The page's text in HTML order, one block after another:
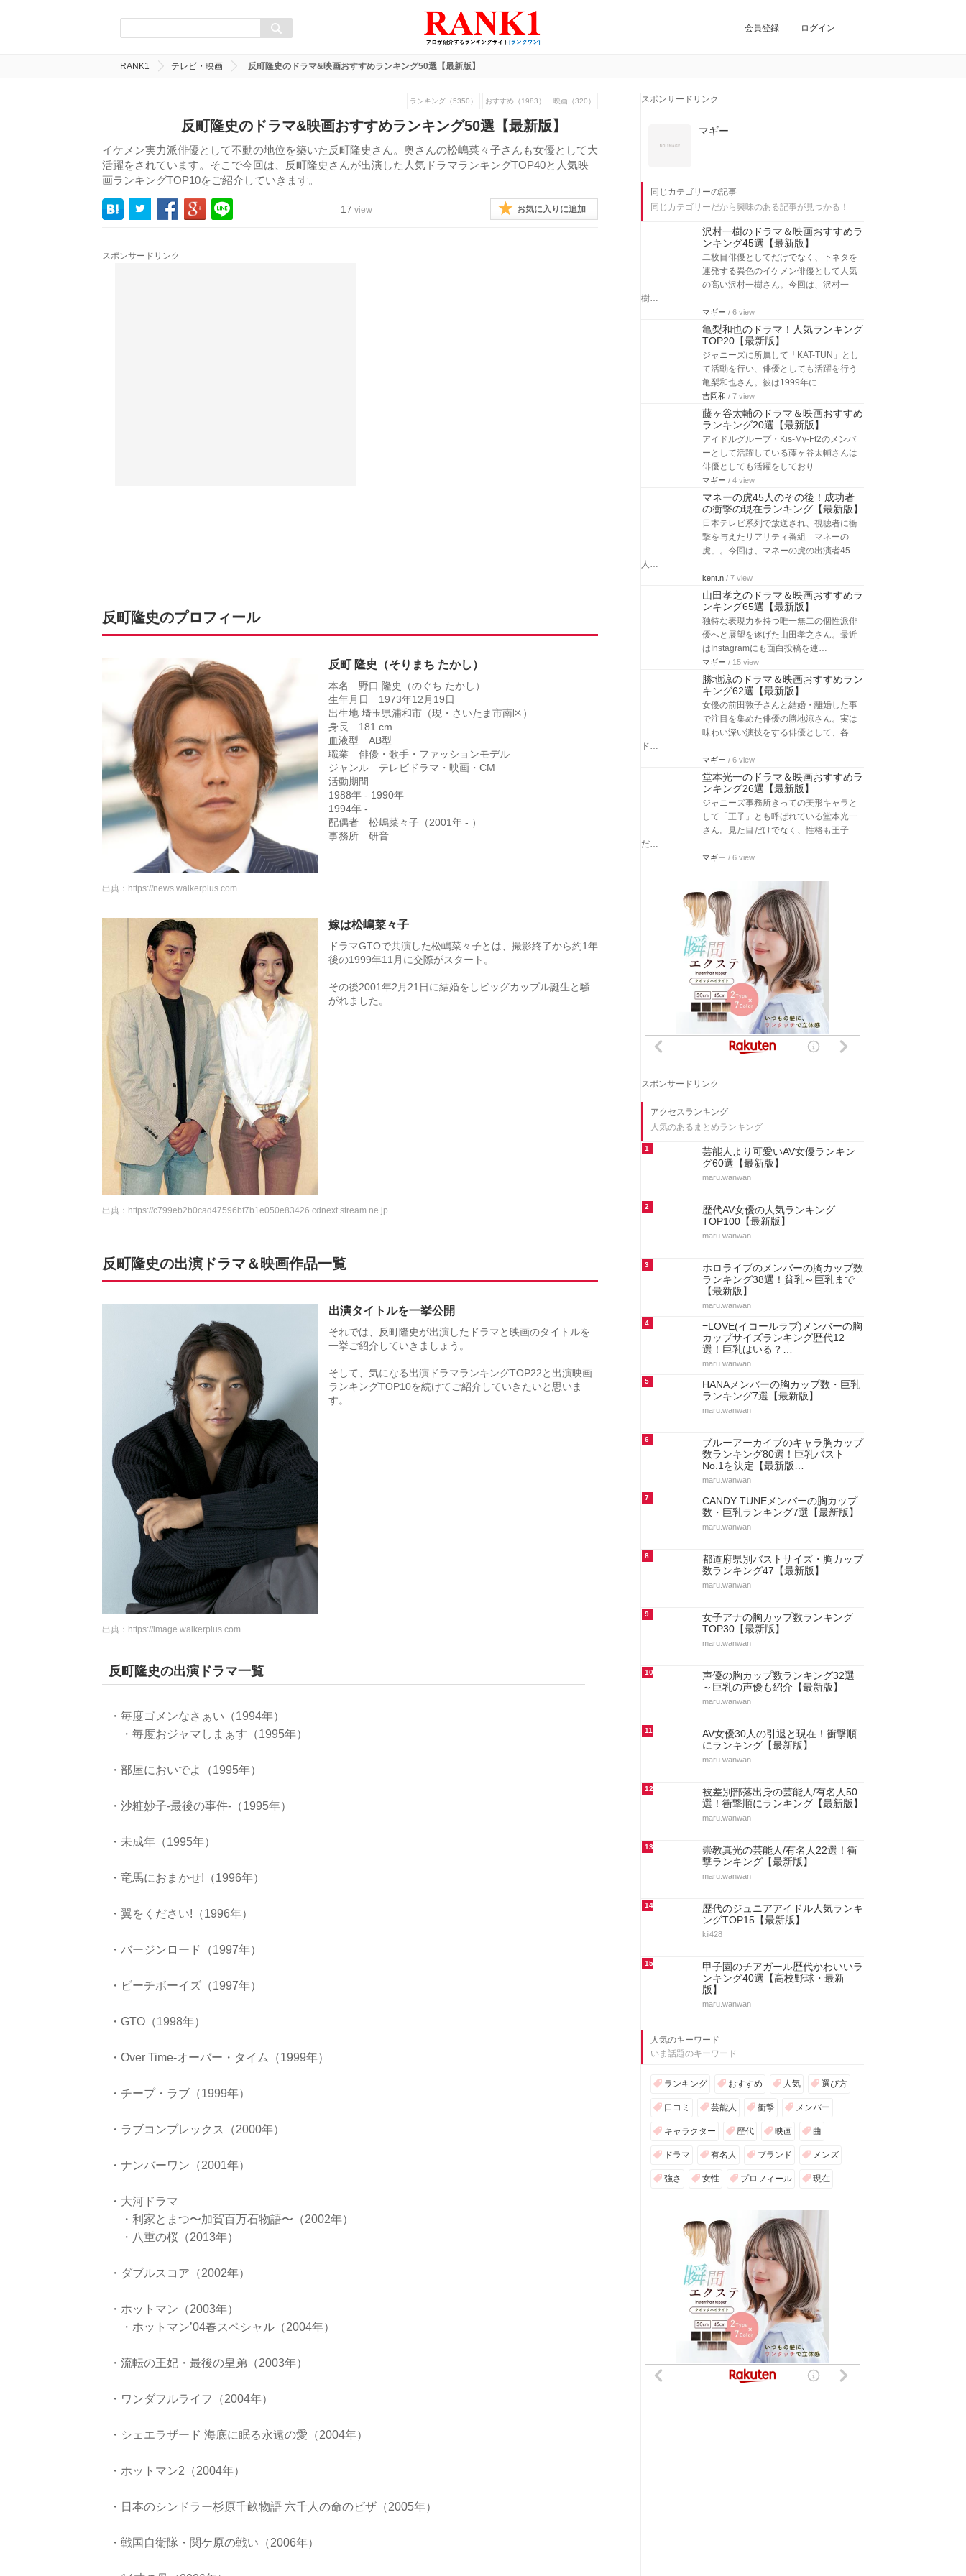
会員登録 ログイン
RANK1 テレビ・映画 反町隆史のドラマ&映画おすすめランキング50選【最新版】
ランキング（5350） おすすめ（1983） 映画（320）
反町隆史のドラマ&映画おすすめランキング50選【最新版】
イケメン実力派俳優として不動の地位を築いた反町隆史さん。奥さんの松嶋菜々子さんも女優として大
活躍をされています。そこで今回は、反町隆史さんが出演した人気ドラマランキングTOP40と人気映
画ランキングTOP10をご紹介していきます。
17 view お気に入りに追加
スポンサードリンク
反町隆史のプロフィール
反町 隆史（そりまち たかし）
本名 野口 隆史（のぐち たかし）
生年月日 1973年12月19日
出生地 埼玉県浦和市（現・さいたま市南区）
身長 181 cm
血液型 AB型
職業 俳優・歌手・ファッションモデル
ジャンル テレビドラマ・映画・CM
活動期間
1988年 - 1990年
1994年 -
配偶者 松嶋菜々子（2001年 - ）
事務所 研音
出典： https://news.walkerplus.com
嫁は松嶋菜々子
ドラマGTOで共演した松嶋菜々子とは、撮影終了から約1年
後の1999年11月に交際がスタート。
その後2001年2月21日に結婚をしビッグカップル誕生と騒
がれました。
出典： https://c799eb2b0cad47596bf7b1e050e83426.cdnext.stream.ne.jp
反町隆史の出演ドラマ＆映画作品一覧
出演タイトルを一挙公開
それでは、反町隆史が出演したドラマと映画のタイトルを
一挙ご紹介していきましょう。
そして、気になる出演ドラマランキングTOP22と出演映画
ランキングTOP10を続けてご紹介していきたいと思いま
す。
出典： https://image.walkerplus.com
反町隆史の出演ドラマ一覧
・毎度ゴメンなさぁい（1994年）
・毎度おジャマしまぁす（1995年）
・部屋においでよ（1995年）
・沙粧妙子-最後の事件-（1995年）
・未成年（1995年）
・竜馬におまかせ!（1996年）
・翼をください!（1996年）
・バージンロード（1997年）
・ビーチボーイズ（1997年）
・GTO（1998年）
・Over Time-オーバー・タイム（1999年）
・チープ・ラブ（1999年）
・ラブコンプレックス（2000年）
・ナンバーワン（2001年）
・大河ドラマ
・利家とまつ〜加賀百万石物語〜（2002年）
・八重の桜（2013年）
・ダブルスコア（2002年）
・ホットマン（2003年）
・ホットマン’04春スペシャル（2004年）
・流転の王妃・最後の皇弟（2003年）
・ワンダフルライフ（2004年）
・シェエラザード 海底に眠る永遠の愛（2004年）
・ホットマン2（2004年）
・日本のシンドラー杉原千畝物語 六千人の命のビザ（2005年）
・戦国自衛隊・関ケ原の戦い（2006年）
スポンサードリンク
マギー
同じカテゴリーの記事
同じカテゴリーだから興味のある記事が見つかる！
沢村一樹のドラマ＆映画おすすめラ
ンキング45選【最新版】
二枚目俳優としてだけでなく、下ネタを
連発する異色のイケメン俳優として人気
の高い沢村一樹さん。今回は、沢村一
樹…
マギー / 6 view
亀梨和也のドラマ！人気ランキング
TOP20【最新版】
ジャニーズに所属して「KAT-TUN」とし
て活動を行い、俳優としても活躍を行う
亀梨和也さん。彼は1999年に…
吉岡和 / 7 view
藤ヶ谷太輔のドラマ＆映画おすすめ
ランキング20選【最新版】
アイドルグループ・Kis-My-Ft2のメンバ
ーとして活躍している藤ヶ谷太輔さんは
俳優としても活躍をしており…
マギー / 4 view
マネーの虎45人のその後！成功者
の衝撃の現在ランキング【最新版】
日本テレビ系列で放送され、視聴者に衝
撃を与えたリアリティ番組「マネーの
虎」。今回は、マネーの虎の出演者45
人…
kent.n / 7 view
山田孝之のドラマ＆映画おすすめラ
ンキング65選【最新版】
独特な表現力を持つ唯一無二の個性派俳
優へと展望を遂げた山田孝之さん。最近
はInstagramにも面白投稿を連…
マギー / 15 view
勝地涼のドラマ＆映画おすすめラン
キング62選【最新版】
女優の前田敦子さんと結婚・離婚した事
で注目を集めた俳優の勝地涼さん。実は
味わい深い演技をする俳優として、各
ド…
マギー / 6 view
堂本光一のドラマ＆映画おすすめラ
ンキング26選【最新版】
ジャニーズ事務所きっての美形キャラと
して「王子」とも呼ばれている堂本光一
さん。見た目だけでなく、性格も王子
だ…
マギー / 6 view
スポンサードリンク
アクセスランキング
人気のあるまとめランキング
1
芸能人より可愛いAV女優ランキン
グ60選【最新版】
maru.wanwan
2
歴代AV女優の人気ランキング
TOP100【最新版】
maru.wanwan
3
ホロライブのメンバーの胸カップ数
ランキング38選！貧乳～巨乳まで
【最新版】
maru.wanwan
4
=LOVE(イコールラブ)メンバーの胸
カップサイズランキング歴代12
選！巨乳はいる？…
maru.wanwan
5
HANAメンバーの胸カップ数・巨乳
ランキング7選【最新版】
maru.wanwan
6
ブルーアーカイブのキャラ胸カップ
数ランキング80選！巨乳バスト
No.1を決定【最新版…
maru.wanwan
7
CANDY TUNEメンバーの胸カップ
数・巨乳ランキング7選【最新版】
maru.wanwan
8
都道府県別バストサイズ・胸カップ
数ランキング47【最新版】
maru.wanwan
9
女子アナの胸カップ数ランキング
TOP30【最新版】
maru.wanwan
10
声優の胸カップ数ランキング32選
～巨乳の声優も紹介【最新版】
maru.wanwan
11
AV女優30人の引退と現在！衝撃順
にランキング【最新版】
maru.wanwan
12
被差別部落出身の芸能人/有名人50
選！衝撃順にランキング【最新版】
maru.wanwan
13
崇教真光の芸能人/有名人22選！衝
撃ランキング【最新版】
maru.wanwan
14
歴代のジュニアアイドル人気ランキ
ングTOP15【最新版】
kii428
15
甲子園のチアガール歴代かわいいラ
ンキング40選【高校野球・最新
版】
maru.wanwan
人気のキーワード
いま話題のキーワード
ランキング おすすめ 人気 選び方
口コミ 芸能人 衝撃 メンバー
キャラクター 歴代 映画 曲
ドラマ 有名人 ブランド メンズ
強さ 女性 プロフィール 現在